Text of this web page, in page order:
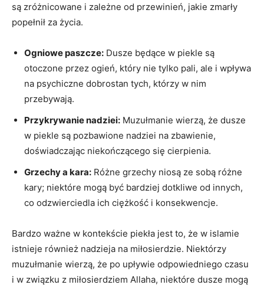
są‍ zróżnicowane i⁤ zależne od przewinień, jakie‍ zmarły
popełnił za​ życia.
Ogniowe paszcze: Dusze będące w piekle ​są​
otoczone przez ogień, który nie tylko pali, ‍ale i wpływa
⁤na psychiczne dobrostan tych, którzy w nim
przebywają.
Przykrywanie nadziei: Muzułmanie wierzą, że dusze
w piekle są pozbawione nadziei na zbawienie,
doświadczając niekończącego się cierpienia.
Grzechy a kara: Różne grzechy niosą ze sobą różne
kary; niektóre mogą być bardziej dotkliwe od innych,
co odzwierciedla ich ciężkość i konsekwencje.
Bardzo ważne w kontekście piekła jest to, że w islamie
istnieje również⁢ nadzieja na miłosierdzie. Niektórzy
⁣muzułmanie wierzą, że po upływie odpowiedniego czasu
i w związku z miłosierdziem Allaha, niektóre dusze mogą